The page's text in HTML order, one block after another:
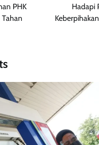
PHK
Hadapi